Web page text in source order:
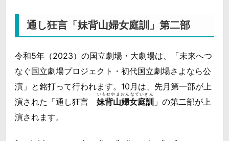
通し狂言「妹背山婦女庭訓」第二部
令和5年（2023）の国立劇場・大劇場は、「未来へつ
なぐ国立劇場プロジェクト・初代国立劇場さよなら公
演」と銘打って行われます。10月は、先月第一部が上
演された「通し狂言 妹背山婦女庭訓
いもせやまおんなていきん
」の第二部が上
演されます。